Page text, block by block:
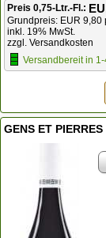
Preis 0,75-Ltr.-Fl.:
Grundpreis: EUR 9,80
inkl. 19% MwSt.
zzgl. Versandkosten
Versandbereit in
GENS ET